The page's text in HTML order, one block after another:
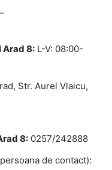
Arad 8: L-V: 08:00-
Str. Aurel Vlaicu,
8: 0257/242888
de contact):